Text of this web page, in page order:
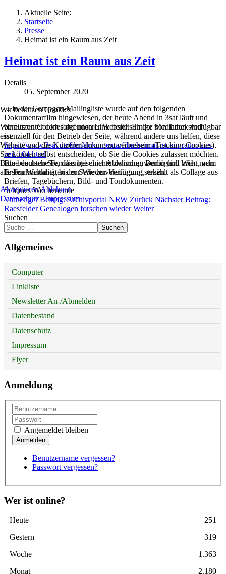
Aktuelle Seite:
Startseite
Presse
Heimat ist ein Raum aus Zeit
Heimat ist ein Raum aus Zeit
Details
05. September 2020
... in der Compgen-Mailingliste wurde auf den folgenden
Dokumentarfilm hingewiesen, der heute Abend in 3sat läuft und
bereits unter dem folgenden Link bereits in der Mediathek verfügbar
ist.
https://www.3sat.de/film/dokumentarfilm/heimat-ist-ein-raum-aus-
zeit-104.html
Eine deutsche Familiengeschichte zwischen Berlin und Wien, vom
Ersten Weltkrieg bis zur Wiedervereinigung, erzählt als Collage aus
Briefen, Tagebüchern, Bild- und Tondokumenten.
Schönes Wochenende
Vorheriger Beitrag: Archivportal NRW Zurück Nächster Beitrag:
Raesfelder Genealogen forschen wiederWeiter
Suchen
Suchen
Allgemeines
Computer
Linkliste
Newsletter An-/Abmelden
Datenbestand
Datenschutz
Impressum
Flyer
Anmeldung
Angemeldet bleiben
Benutzername vergessen?
Passwort vergessen?
Wer ist online?
Heute
251
Gestern
319
Woche
1.363
Monat
2.180
Wir benutzen Cookies
Wir nutzen Cookies auf unserer Website. Einige von ihnen sind
essenziell für den Betrieb der Seite, während andere uns helfen, diese
Website und die Nutzererfahrung zu verbessern (Tracking Cookies).
Sie können selbst entscheiden, ob Sie die Cookies zulassen möchten.
Bitte beachten Sie, dass bei einer Ablehnung womöglich nicht mehr
alle Funktionalitäten der Seite zur Verfügung stehen.
AkzeptierenAblehnen
Datenschutz|Impressum